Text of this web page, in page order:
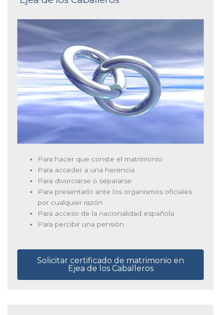
Para hacer que conste el matrimonio
Para acceder a una herencia
Para divorciarse o separarse
Para presentarlo ante los organismos oficiales
por cualquier razón
Para acceso de la nacionalidad española
Para percibir una pensión
Solicitar certificado de matrimonio en
Ejea de los Caballeros